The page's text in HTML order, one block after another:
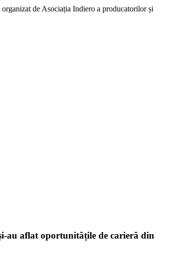
de Asociația Indiero a producatorilor și
au aflat oportunitățile de carieră din